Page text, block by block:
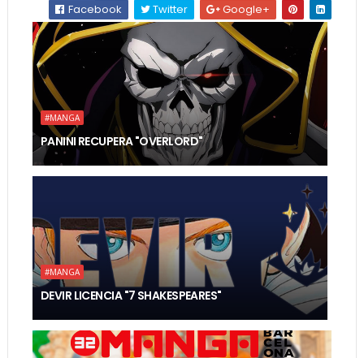
Facebook
Twitter Google+
#MANGA
PANINI RECUPERA "OVERLORD"
#MANGA
DEVIR LICENCIA "7 SHAKESPEARES"